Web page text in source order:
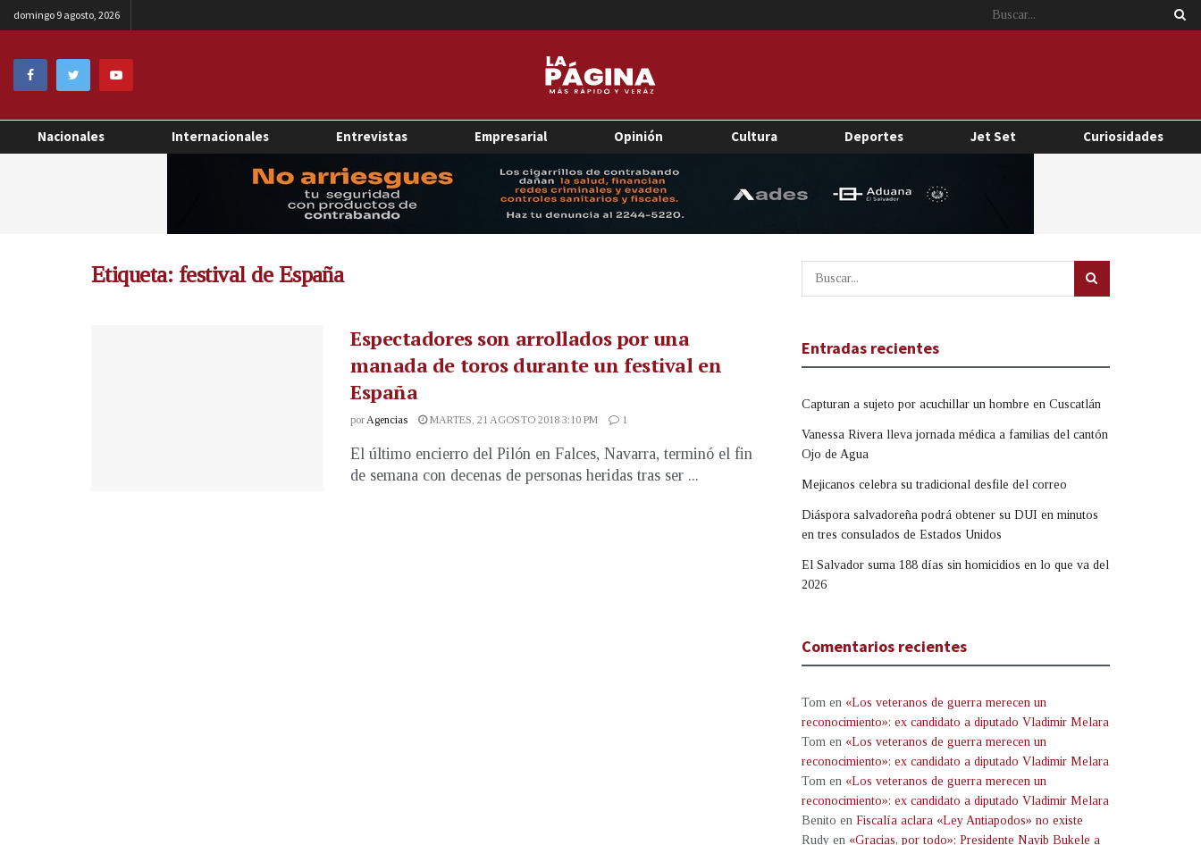
domingo 9 agosto, 2026
Nacionales Internacionales Entrevistas Empresarial Opinión Cultura Deportes Jet Set Curiosidades
Etiqueta: festival de España
Espectadores son arrollados por una
manada de toros durante un festival en
España
porAgencias MARTES, 21 AGOSTO 2018 3:10 PM 1
El último encierro del Pilón en Falces, Navarra, terminó el fin
de semana con decenas de personas heridas tras ser ...
Entradas recientes
Capturan a sujeto por acuchillar un hombre en Cuscatlán
Vanessa Rivera lleva jornada médica a familias del cantón
Ojo de Agua
Mejicanos celebra su tradicional desfile del correo
Diáspora salvadoreña podrá obtener su DUI en minutos
en tres consulados de Estados Unidos
El Salvador suma 188 días sin homicidios en lo que va del
2026
Comentarios recientes
Tom en «Los veteranos de guerra merecen un
reconocimiento»: ex candidato a diputado Vladimir Melara
Tom en «Los veteranos de guerra merecen un
reconocimiento»: ex candidato a diputado Vladimir Melara
Tom en «Los veteranos de guerra merecen un
reconocimiento»: ex candidato a diputado Vladimir Melara
Benito en Fiscalía aclara «Ley Antiapodos» no existe
Rudy en «Gracias, por todo»: Presidente Nayib Bukele a